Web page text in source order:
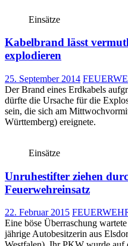
Einsätze
Kabelbrand lässt
explodieren
25. September 2014
Der Brand eines Erdkabels
dürfte die Ursache für die
sein, die sich am
Württemberg) ereignete.
Einsätze
Unruhestifter ziehen
Feuerwehreinsatz
22. Februar 2015
Eine böse Überraschung
jährige Autobesitzerin aus